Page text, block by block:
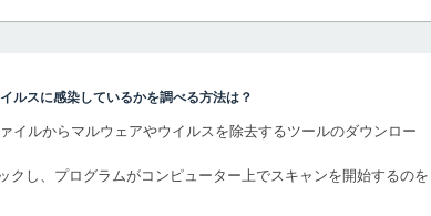
ルスに感染しているかを調べる方法は？
イルからマルウェアやウイルスを除去するツールのダウンロー
クし、プログラムがコンピューター上でスキャンを開始するのを